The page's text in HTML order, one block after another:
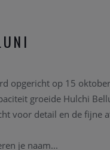
opgericht op 15
groeide Hulchi
voor detail en de fijne
je naam...